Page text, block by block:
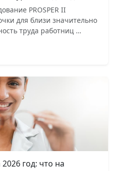
PROSPER II
для близи значительно
труда работниц …
год: что на